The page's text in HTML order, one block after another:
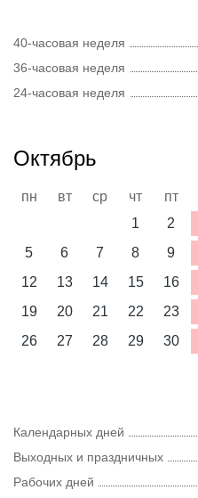
40-часовая неделя
36-часовая неделя
24-часовая неделя
Октябрь
пн вт ср чт пт
1
2
5
6 7 8 9
12
13 14 15 16
19
20 21 22 23
26
27 28 29 30
Календарных дней
Выходных и праздничных
Рабочих дней